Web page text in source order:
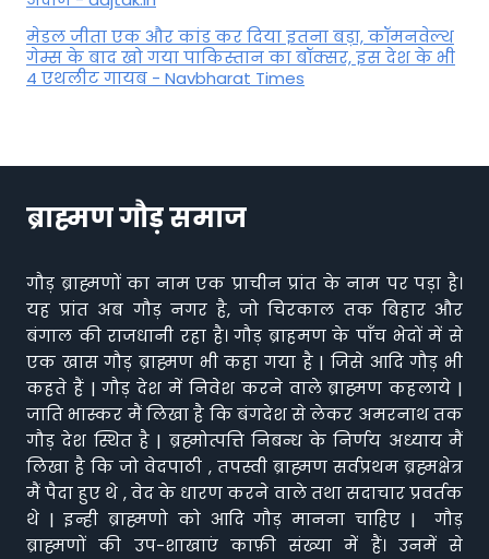
मेडल जीता एक और कांड कर दिया इतना बड़ा, कॉमनवेल्थ
गेम्स के बाद खो गया पाकिस्तान का बॉक्सर, इस देश के भी
4 एथलीट गायब - Navbharat Times
ब्राह्मण गौड़ समाज
गौड़ ब्राह्मणों का नाम एक प्राचीन प्रांत के नाम पर पड़ा है।
यह प्रांत अब गौड़ नगर है, जो चिरकाल तक बिहार और
बंगाल की राजधानी रहा है। गौड़ ब्राहमण के पाँच भेदों में से
एक खास गौड़ ब्राह्मण भी कहा गया है | जिसे आदि गौड़ भी
कहते हैं | गौड़ देश में निवेश करने वाले ब्राह्मण कहलाये |
जाति भास्कर मैं लिखा है कि बंगदेश से लेकर अमरनाथ तक
गौड़ देश स्थित है | ब्रह्मोत्पत्ति निबन्ध के निर्णय अध्याय मैं
लिखा है कि जो वेदपाठी , तपस्वी ब्राह्मण सर्वप्रथम ब्रह्मक्षेत्र
मैं पैदा हुए थे , वेद के धारण करने वाले तथा सदाचार प्रवर्तक
थे | इन्ही ब्राह्मणो को आदि गौड़ मानना चाहिए | गौड़
ब्राह्मणों की उप-शाखाएं काफ़ी संख्या में हैं। उनमें से